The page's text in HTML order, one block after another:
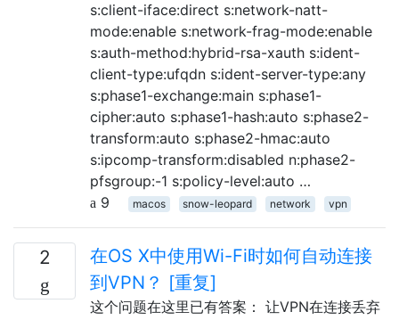
s:client-iface:direct s:network-natt-
mode:enable s:network-frag-mode:enable
s:auth-method:hybrid-rsa-xauth s:ident-
client-type:ufqdn s:ident-server-type:any
s:phase1-exchange:main s:phase1-
cipher:auto s:phase1-hash:auto s:phase2-
transform:auto s:phase2-hmac:auto
s:ipcomp-transform:disabled n:phase2-
pfsgroup:-1 s:policy-level:auto …
9
macos snow-leopard network vpn
2
在OS X中使用Wi-Fi时如何自动连接
到VPN？ [重复]
这个问题在这里已有答案： 让VPN在连接丢弃